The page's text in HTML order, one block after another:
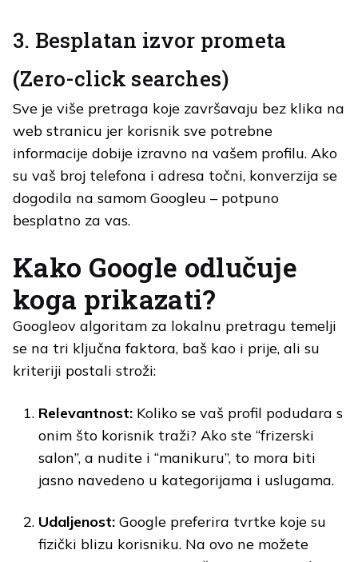
3. Besplatan izvor prometa
(Zero-click searches)
Sve je više pretraga koje završavaju bez klika na
web stranicu jer korisnik sve potrebne
informacije dobije izravno na vašem profilu. Ako
su vaš broj telefona i adresa točni, konverzija se
dogodila na samom Googleu – potpuno
besplatno za vas.
Kako Google odlučuje
koga prikazati?
Googleov algoritam za lokalnu pretragu temelji
se na tri ključna faktora, baš kao i prije, ali su
kriteriji postali stroži:
Relevantnost: Koliko se vaš profil podudara s
onim što korisnik traži? Ako ste “frizerski
salon”, a nudite i “manikuru”, to mora biti
jasno navedeno u kategorijama i uslugama.
Udaljenost: Google preferira tvrtke koje su
fizički blizu korisniku. Na ovo ne možete